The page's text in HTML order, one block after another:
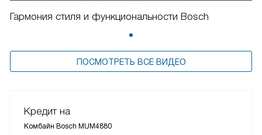
Гармония стиля и функциональности Bosch
ПОСМОТРЕТЬ ВСЕ ВИДЕО
Кредит на
Комбайн Bosch MUM4880